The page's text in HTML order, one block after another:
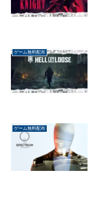
ゲーム無料配布
ゲーム無料配布